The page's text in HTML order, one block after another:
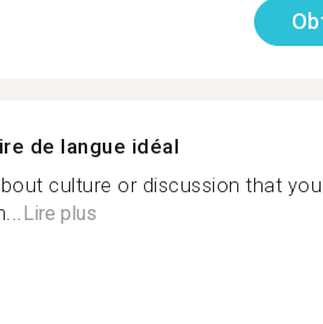
de langue idéal
culture or discussion that
Lire plus